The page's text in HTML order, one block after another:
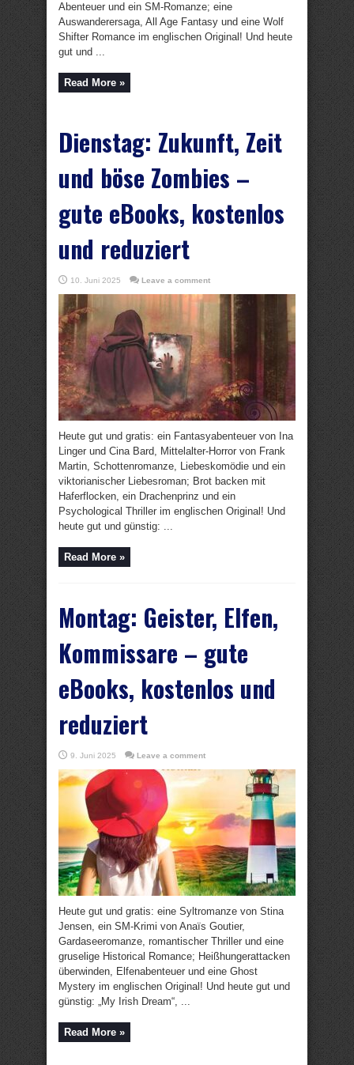
Abenteuer und ein SM-Romanze; eine
Auswanderersaga, All Age Fantasy und eine Wolf
Shifter Romance im englischen Original! Und heute
gut und ...
Read More »
Dienstag: Zukunft, Zeit
und böse Zombies –
gute eBooks, kostenlos
und reduziert
10. Juni 2025 Leave a comment
Heute gut und gratis: ein Fantasyabenteuer von Ina
Linger und Cina Bard, Mittelalter-Horror von Frank
Martin, Schottenromanze, Liebeskomödie und ein
viktorianischer Liebesroman; Brot backen mit
Haferflocken, ein Drachenprinz und ein
Psychological Thriller im englischen Original! Und
heute gut und günstig: ...
Read More »
Montag: Geister, Elfen,
Kommissare – gute
eBooks, kostenlos und
reduziert
9. Juni 2025 Leave a comment
Heute gut und gratis: eine Syltromanze von Stina
Jensen, ein SM-Krimi von Anaïs Goutier,
Gardaseeromanze, romantischer Thriller und eine
gruselige Historical Romance; Heißhungerattacken
überwinden, Elfenabenteuer und eine Ghost
Mystery im englischen Original! Und heute gut und
günstig: „My Irish Dream“, ...
Read More »